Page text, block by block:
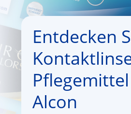
Kontaktlinsenpflegemittel
Entdecken
Alcon